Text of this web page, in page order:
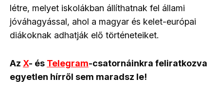
létre, melyet iskolákban állíthatnak fel állami
jóváhagyással, ahol a magyar és kelet-európai
diákoknak adhatják elő történeteiket.
Az X- és Telegram-csatornáinkra feliratkozva
egyetlen hírről sem maradsz le!